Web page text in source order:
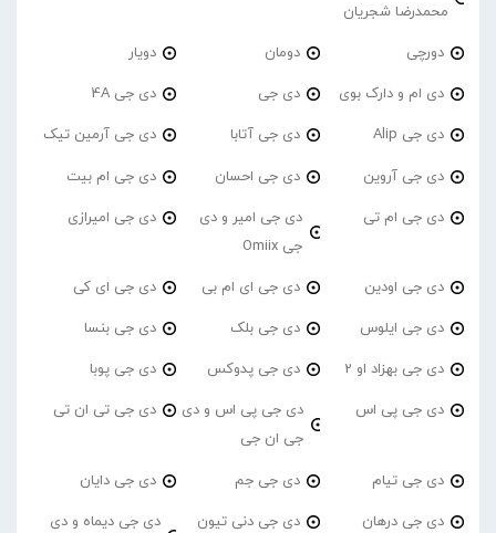
محمدرضا شجریان
دورچی دومان دویار
دی ام و دارک بوی دی جی دی جی 4A
دی جی Alip دی جی آتابا دی جی آرمین تیک
دی جی آروین دی جی احسان دی جی ام بیت
دی جی ام تی
دی جی امیر و دی
جی Omiix
دی جی امیرازی
دی جی اودین دی جی ای ام بی دی جی ای کی
دی جی ایلوس دی جی بلک دی جی بنسا
دی جی بهزاد او 2 دی جی پدوکس دی جی پوبا
دی جی پی اس
دی جی پی اس و دی
جی ان جی
دی جی تی ان تی
دی جی تیام دی جی جم دی جی دایان
دی جی درهان دی جی دنی تیون
دی جی دیماه و دی